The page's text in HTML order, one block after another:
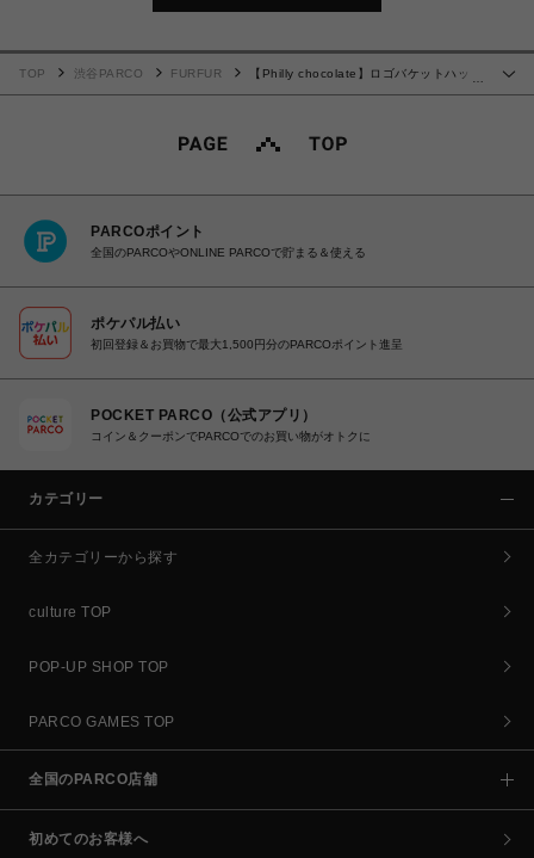
TOP 渋谷PARCO FURFUR
【Philly chocolate】ロゴバケットハッ
PARCOポイント
全国のPARCOやONLINE PARCOで貯まる＆使える
ポケパル払い
初回登録＆お買物で最大1,500円分のPARCOポイント進呈
POCKET PARCO（公式アプリ）
コイン＆クーポンでPARCOでのお買い物がオトクに
カテゴリー
全カテゴリーから探す
culture TOP
POP-UP SHOP TOP
PARCO GAMES TOP
全国のPARCO店舗
初めてのお客様へ